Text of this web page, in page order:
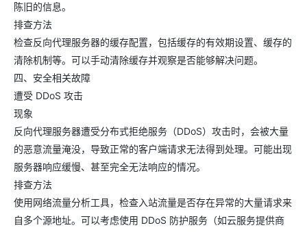
陈旧的信息。
排查方法
检查反向代理服务器的缓存配置，包括缓存的有效期设置、缓存的
清除机制等。可以手动清除缓存并观察是否能够解决问题。
四、安全相关故障
遭受 DDoS 攻击
现象
反向代理服务器遭受分布式拒绝服务（DDoS）攻击时，会被大量
的恶意流量淹没，导致正常的客户端请求无法得到处理。可能出现
服务器响应缓慢、甚至完全无法响应的情况。
排查方法
使用网络流量分析工具，检查入站流量是否存在异常的大量请求来
自多个源地址。可以考虑使用 DDoS 防护服务（如云服务提供商